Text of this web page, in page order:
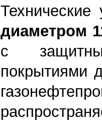
диаметром
с
покрытиями